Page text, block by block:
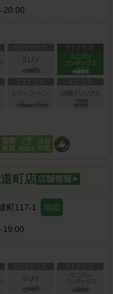
20:00
町店
町117-1 地図
19:00